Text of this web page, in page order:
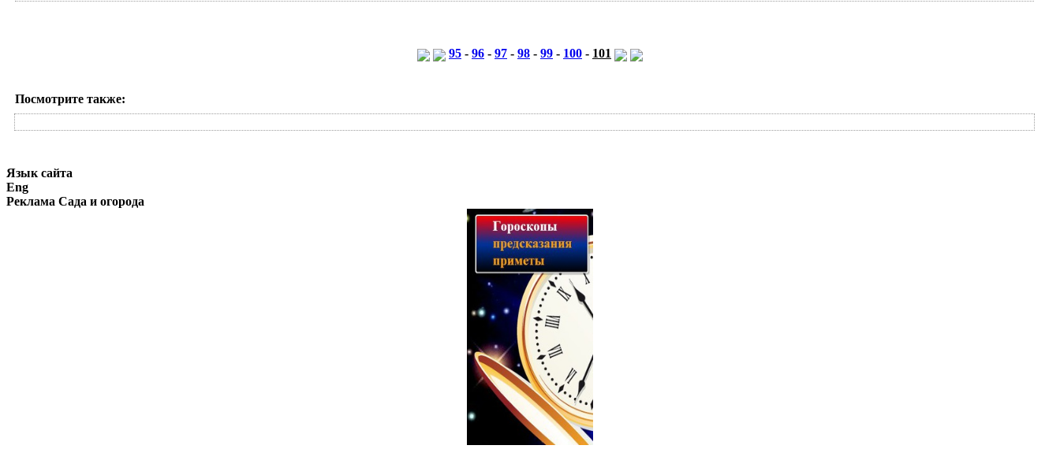
95 - 96 - 97 - 98 - 99 - 100 - 101
Посмотрите также:
Язык сайта
Eng
Реклама Сада и огорода